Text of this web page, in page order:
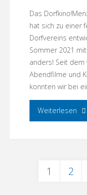
die
Das
hat sich zu einer
Dorfvereins
Sommer 2021
anders! Seit dem
Abendfilme und
konnten wir bei
Weiterlesen
1 2